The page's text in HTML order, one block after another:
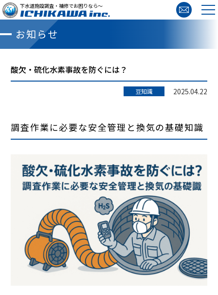
下水道施設調査・補修でお困りなら～
お知らせ
酸欠・硫化水素事故を防ぐには？
豆知識 2025.04.22
調査作業に必要な安全管理と換気の基礎知識